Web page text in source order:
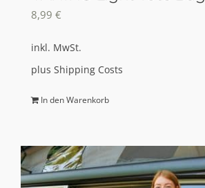
8,99 €
inkl. MwSt.
plus Shipping Costs
In den Warenkorb